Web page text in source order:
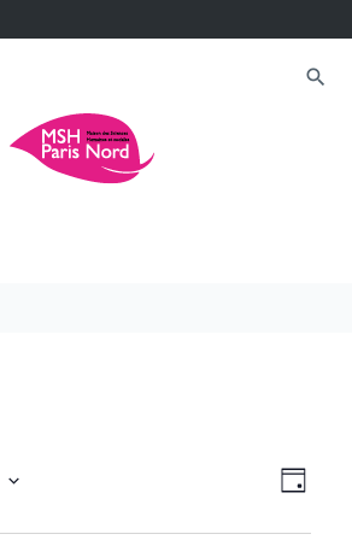
search
PAR
de
vues
JOUR